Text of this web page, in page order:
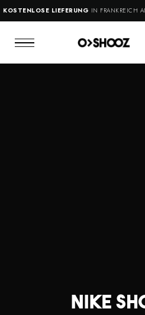
LIEFERUNGIN FRANKREICH AN
Nike